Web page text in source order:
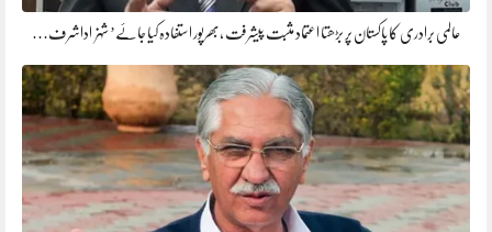
عالمی برادری کا پاکستان پر بڑھتا اعتماد مثبت پیشرفت ،بھرپور استفادہ کیا جائے’ شہزاداشرف…